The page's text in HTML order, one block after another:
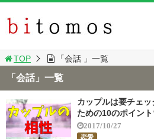
TOP 「会話 」一覧
「会話」一覧
カップルは要チェ
ための10のポイン
2017/10/27
恋愛